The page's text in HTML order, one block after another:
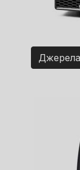
Джерела